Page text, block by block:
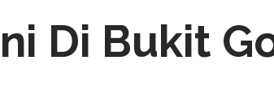
Di Bukit